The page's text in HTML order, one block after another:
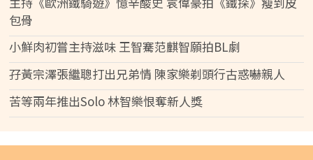
包骨
小鮮肉初嘗主持滋味 王智騫范麒智願拍BL劇
孖黃宗澤張繼聰打出兄弟情 陳家樂剃頭行古惑嚇親人
苦等兩年推出Solo 林智樂恨奪新人獎